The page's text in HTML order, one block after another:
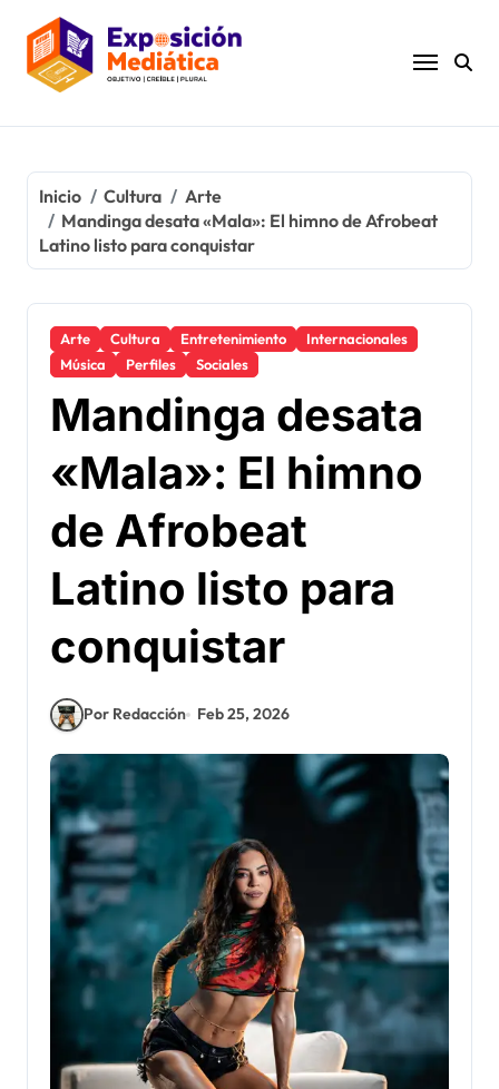
contenido
Inicio Cultura
Arte
Mandinga desata «Mala»: El himno de Afrobeat
Latino listo para conquistar
Arte Cultura Entretenimiento
Internacionales
Música
Perfiles Sociales
Mandinga desata
«Mala»: El himno
de Afrobeat
Latino listo para
conquistar
Por Redacción Feb 25, 2026